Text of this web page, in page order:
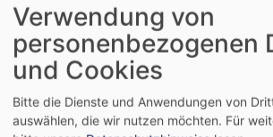
Yoko Seidel
Yoko.Seidel@elkb.de
Pfarramt
Verwendung von
personenbezogenen
und Cookies
Bitte die Dienste und Anwendungen von
auswählen, die wir nutzen möchten. Für